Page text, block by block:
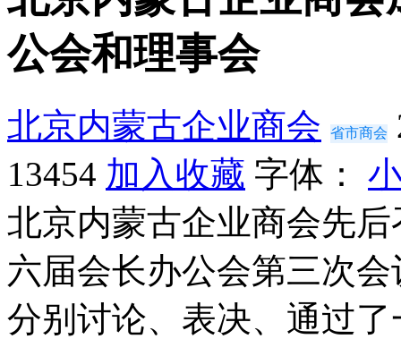
公会和理事会
北京内蒙古企业商会 省市商会
13454 加入收藏 字体：
北京内蒙古企业商会先
六届会长办公会第三次
分别讨论、表决、通过